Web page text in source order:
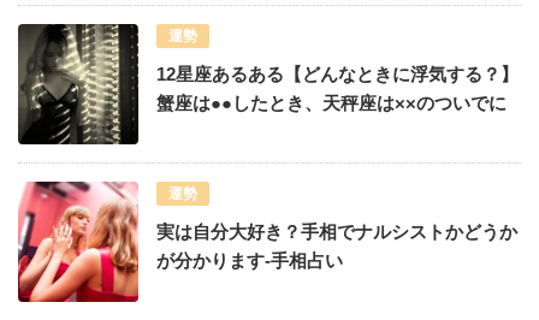
運勢
12星座あるある【どんなときに浮気する？】
蟹座は●●したとき、天秤座は××のついでに
運勢
実は自分大好き？手相でナルシストかどうか
が分かります-手相占い